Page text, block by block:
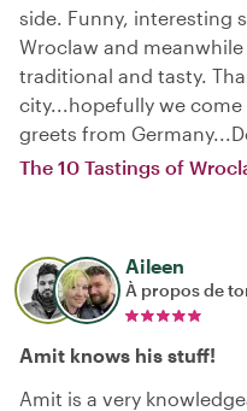
side. Funny, interesting
Wroclaw and
traditional and tasty.
city...hopefully we come
greets from
The 10 Tastings of
Aileen
À propos de
Amit knows his stuff!
Amit is a very